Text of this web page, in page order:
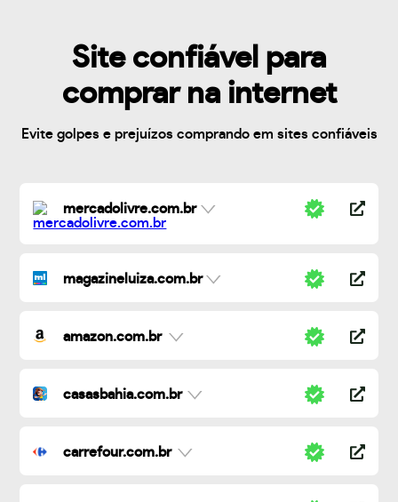
Site confiável para
comprar na internet
Evite golpes e prejuízos comprando em sites confiáveis
mercadolivre.com.br
magazineluiza.com.br
amazon.com.br
casasbahia.com.br
carrefour.com.br